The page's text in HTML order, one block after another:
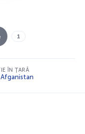
1
ÎN ȚARĂ
Afganistan